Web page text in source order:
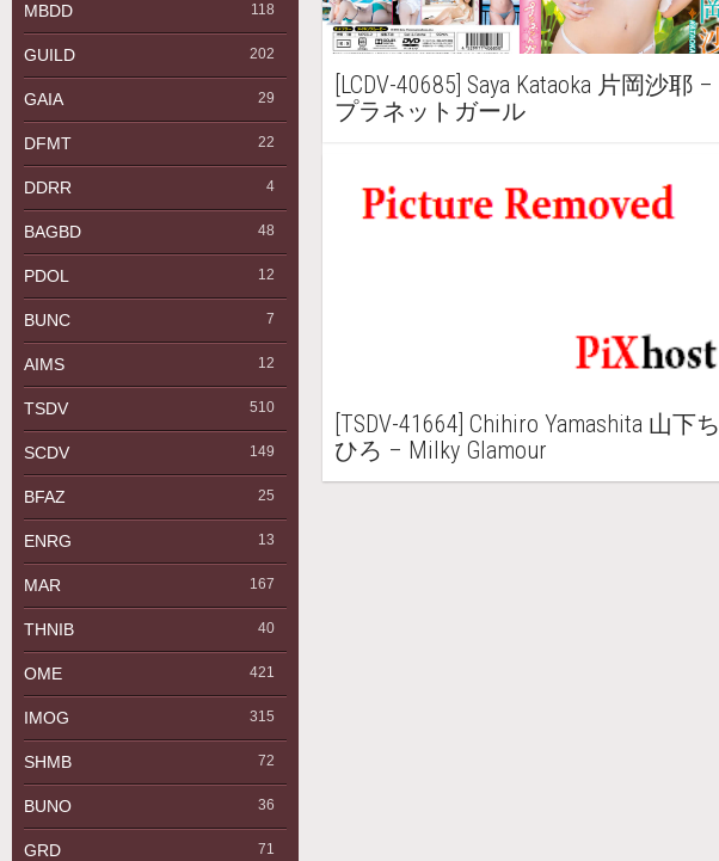
MBDD 118
GUILD 202
GAIA 29
DFMT 22
DDRR 4
BAGBD 48
PDOL 12
BUNC 7
AIMS 12
TSDV 510
SCDV 149
BFAZ 25
ENRG 13
MAR 167
THNIB 40
OME 421
IMOG 315
SHMB 72
BUNO 36
GRD 71
[LCDV-40685] Saya Kataoka 片岡沙耶 –
プラネットガール
[TSDV-41664] Chihiro Yamashita 山下ち
ひろ – Milky Glamour